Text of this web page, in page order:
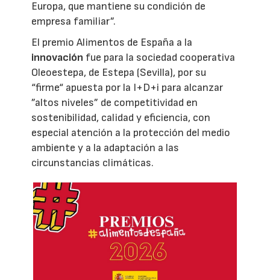
Europa, que mantiene su condición de
empresa familiar”.
El premio Alimentos de España a la
innovación fue para la sociedad cooperativa
Oleoestepa, de Estepa (Sevilla), por su
“firme“ apuesta por la I+D+i para alcanzar
”altos niveles” de competitividad en
sostenibilidad, calidad y eficiencia, con
especial atención a la protección del medio
ambiente y a la adaptación a las
circunstancias climáticas.